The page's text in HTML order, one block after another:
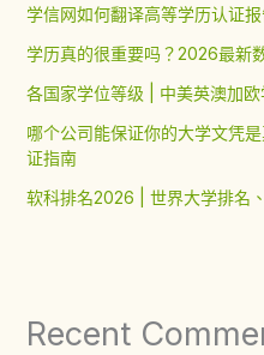
学信网如何翻译高等学历认证
学历真的很重要吗？2026最新
各国家学位等级 | 中美英澳加
哪个公司能保证你的大学文凭
证指南
软科排名2026 | 世界大学排名
Recent